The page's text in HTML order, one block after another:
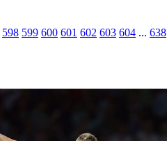
598 599 600 601 602 603 604 ... 638